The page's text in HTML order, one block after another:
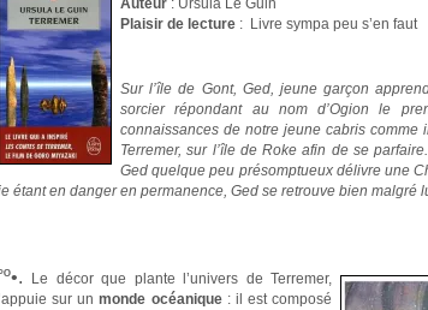
Auteur : Ursula Le Guin
Plaisir de lecture : Livre sympa peu s’en faut
Sur l’île de Gont, Ged, jeune garçon
sorcier répondant au nom d’Ogion le
connaissances de notre jeune cabris comme
Terremer, sur l’île de Roke afin de se
Ged quelque peu présomptueux délivre une
étant en danger en permanence, Ged se retrouve bien malgré
Le décor que plante l’univers de Terremer,
sur unmonde océanique: il est composé